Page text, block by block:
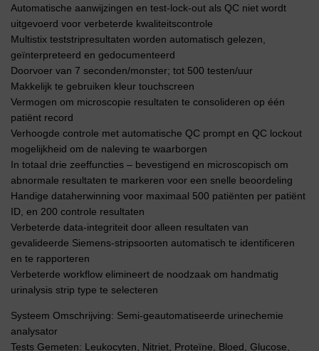
Automatische aanwijzingen en test-lock-out als QC niet wordt
uitgevoerd voor verbeterde kwaliteitscontrole
Multistix teststripresultaten worden automatisch gelezen,
geïnterpreteerd en gedocumenteerd
Doorvoer van 7 seconden/monster; tot 500 testen/uur
Makkelijk te gebruiken kleur touchscreen
Vermogen om microscopie resultaten te consolideren op één
patiënt record
Verhoogde controle met automatische QC prompt en QC lockout
mogelijkheid om de naleving te waarborgen
In totaal drie zeeffuncties – bevestigend en microscopisch om
abnormale resultaten te markeren voor een snelle beoordeling
Handige dataherwinning voor maximaal 500 patiënten per patiënt
ID, en 200 controle resultaten
Verbeterde data-integriteit door alleen resultaten van
gevalideerde Siemens-stripsoorten automatisch te identificeren
en te rapporteren
Verbeterde workflow elimineert de noodzaak om handmatig
urinalysis strip type te selecteren
Systeem Omschrijving: Semi-geautomatiseerde urinechemie
analysator
Tests Gemeten: Leukocyten, Nitriet, Proteïne, Bloed, Glucose,